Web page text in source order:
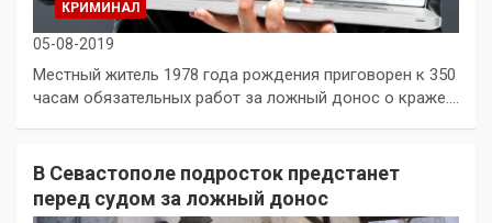
КРИМИНАЛ
05-08-2019
Местный житель 1978 года рождения приговорен к 350
часам обязательных работ за ложный донос о краже.…
В Севастополе подросток предстанет
перед судом за ложный донос